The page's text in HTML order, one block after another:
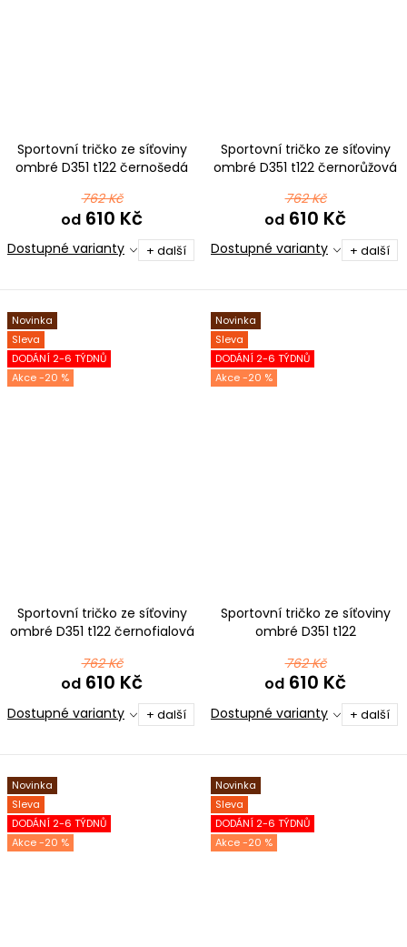
Sportovní tričko ze síťoviny
ombré D351 t122 černošedá
762 Kč
od 610 Kč
Dostupné varianty + další
Sportovní tričko ze síťoviny
ombré D351 t122 černorůžová
762 Kč
od 610 Kč
Dostupné varianty + další
Novinka
Sleva
DODÁNÍ 2-6 TÝDNŮ
-20 %
Sportovní tričko ze síťoviny
ombré D351 t122 černofialová
762 Kč
od 610 Kč
Dostupné varianty + další
Novinka
Sleva
DODÁNÍ 2-6 TÝDNŮ
-20 %
Sportovní tričko ze síťoviny
ombré D351 t122
762 Kč
od 610 Kč
Dostupné varianty + další
Novinka
Sleva
DODÁNÍ 2-6 TÝDNŮ
-20 %
Novinka
Sleva
DODÁNÍ 2-6 TÝDNŮ
-20 %